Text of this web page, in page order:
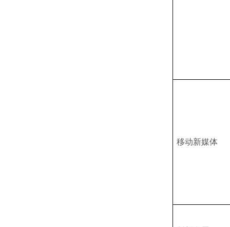
移动新媒体